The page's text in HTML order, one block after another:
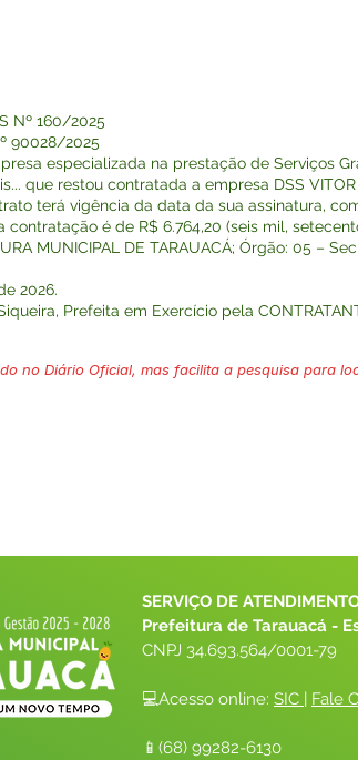
Nº 160/2025
90028/2025
especializada na prestação de Serviços
que restou contratada a empresa DSS
terá vigência da data da sua assinatura,
contratação é de R$ 6.764,20 (seis mil,
MUNICIPAL DE TARAUACÁ; Órgão: 05 –
2026.
Prefeita em Exercício pela
no Diário Oficial, mas facilita a pesquisa para
SERVIÇO DE
Prefeitura de Tarauacá -
CNPJ 34.693.564/0001-79
💻Acesso online: SIC | Fale
📱(68) 99282-6130